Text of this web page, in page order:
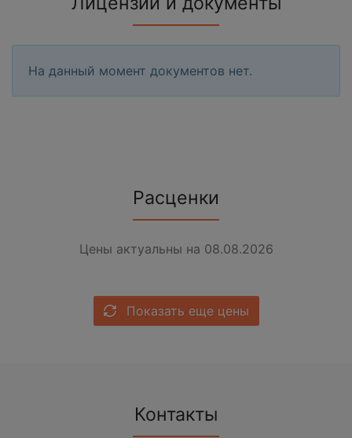
На данный момент документов нет.
Расценки
Цены актуальны на 08.08.2026
Показать еще цены
Контакты